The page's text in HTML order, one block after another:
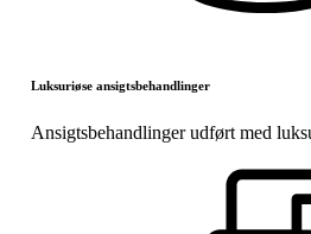
Luksuriøse ansigtsbehandlinger
Ansigtsbehandlinger udført med